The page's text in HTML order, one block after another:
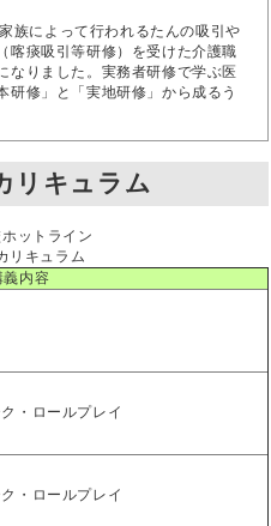
族によって行われるたんの吸引や
喀痰吸引等研修）を受けた介護職
なりました。実務者研修で学ぶ医
研修」と「実地研修」から成るう
リキュラム
ットライン
リキュラム
義内容
・ロールプレイ
・ロールプレイ